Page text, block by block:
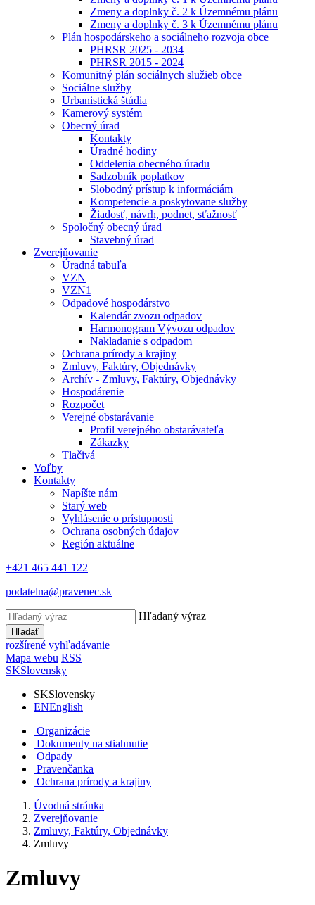
Zmeny a doplnky č. 2 k Územnému plánu
Zmeny a doplnky č. 3 k Územnému plánu
Plán hospodárskeho a sociálneho rozvoja obce
PHRSR 2025 - 2034
PHRSR 2015 - 2024
Komunitný plán sociálnych služieb obce
Sociálne služby
Urbanistická štúdia
Kamerový systém
Obecný úrad
Kontakty
Úradné hodiny
Oddelenia obecného úradu
Sadzobník poplatkov
Slobodný prístup k informáciám
Kompetencie a poskytovane služby
Žiadosť, návrh, podnet, sťažnosť
Spoločný obecný úrad
Stavebný úrad
Zverejňovanie
Úradná tabuľa
VZN
VZN1
Odpadové hospodárstvo
Kalendár zvozu odpadov
Harmonogram Vývozu odpadov
Nakladanie s odpadom
Ochrana prírody a krajiny
Zmluvy, Faktúry, Objednávky
Archív - Zmluvy, Faktúry, Objednávky
Hospodárenie
Rozpočet
Verejné obstarávanie
Profil verejného obstarávateľa
Zákazky
Tlačivá
Voľby
Kontakty
Napíšte nám
Starý web
Vyhlásenie o prístupnosti
Ochrana osobných údajov
Región aktuálne
+421 465 441 122
podatelna@pravenec.sk
Hľadaný výraz
Hľadať
rozšírené vyhľadávanie
Mapa webu RSS
SKSlovensky
SKSlovensky
ENEnglish
Organizácie
Dokumenty na stiahnutie
Odpady
Pravenčanka
Ochrana prírody a krajiny
Úvodná stránka
Zverejňovanie
Zmluvy, Faktúry, Objednávky
Zmluvy
Zmluvy